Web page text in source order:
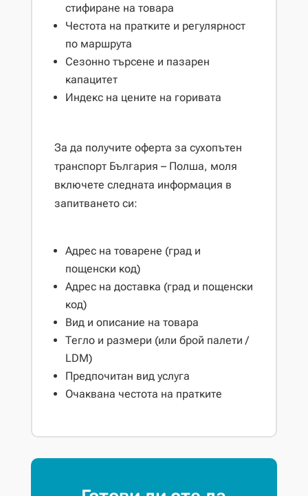
стифиране на товара
Честота на пратките и регулярност
по маршрута
Сезонно търсене и пазарен
капацитет
Индекс на цените на горивата
За да получите оферта за сухопътен
транспорт България – Полша, моля
включете следната информация в
запитването си:
Адрес на товарене (град и
пощенски код)
Адрес на доставка (град и пощенски
код)
Вид и описание на товара
Тегло и размери (или брой палети /
LDM)
Предпочитан вид услуга
Очаквана честота на пратките